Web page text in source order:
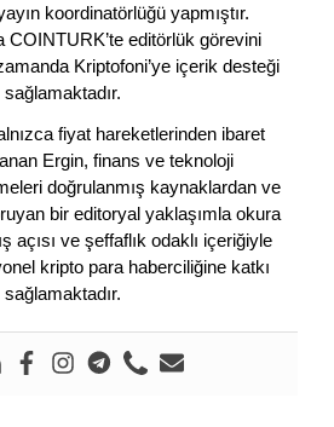
koordinatörlüğü yapmıştır.
COINTURK’te editörlük görevini
Kriptofoni’ye içerik desteği
sağlamaktadır.
fiyat hareketlerinden ibaret
Ergin, finans ve teknoloji
doğrulanmış kaynaklardan ve
bir editoryal yaklaşımla okura
açısı ve şeffaflık odaklı içeriğiyle
kripto para haberciliğine katkı
sağlamaktadır.